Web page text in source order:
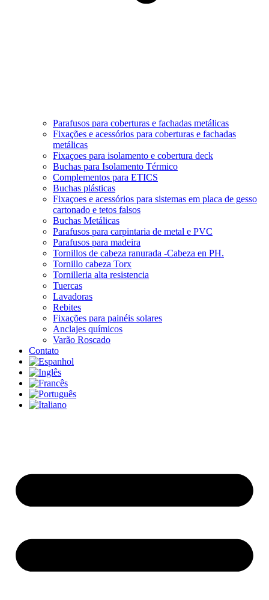
Parafusos para coberturas e fachadas metálicas
Fixações e acessórios para coberturas e fachadas
metálicas
Fixaçoes para isolamento e cobertura deck
Buchas para Isolamento Térmico
Complementos para ETICS
Buchas plásticas
Fixaçoes e acessórios para sistemas em placa de gesso
cartonado e tetos falsos
Buchas Metálicas
Parafusos para carpintaria de metal e PVC
Parafusos para madeira
Tornillos de cabeza ranurada -Cabeza en PH.
Tornillo cabeza Torx
Tornilleria alta resistencia
Tuercas
Lavadoras
Rebites
Fixações para painéis solares
Anclajes químicos
Varão Roscado
Contato